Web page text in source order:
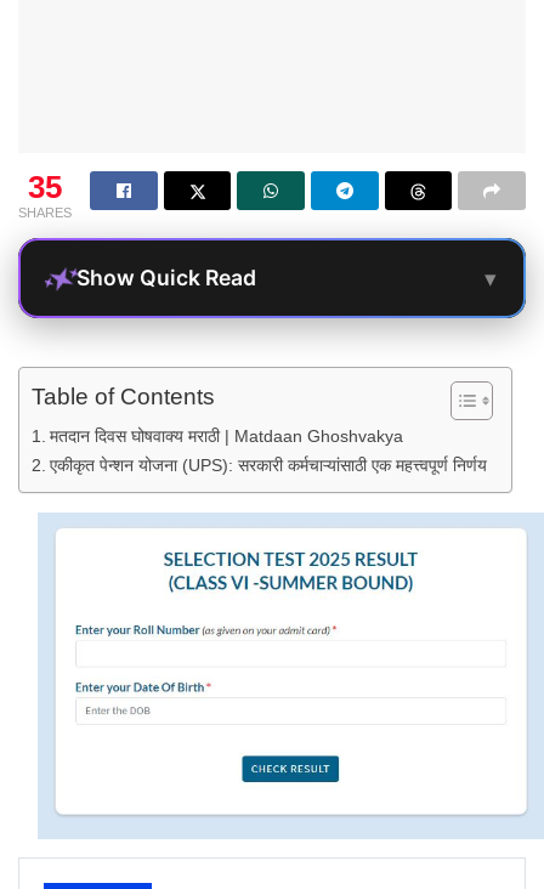
35
SHARES
Show Quick Read ▾
Table of Contents
मतदान दिवस घोषवाक्य मराठी | Matdaan Ghoshvakya
एकीकृत पेन्शन योजना (UPS): सरकारी कर्मचाऱ्यांसाठी एक महत्त्वपूर्ण निर्णय